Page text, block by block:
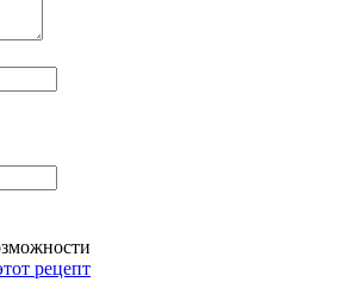
рецепт